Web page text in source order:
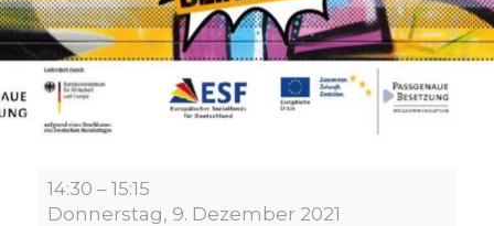
Handwerk
orientiert
14:30 – 15:15
Donnerstag, 9. Dezember 2021